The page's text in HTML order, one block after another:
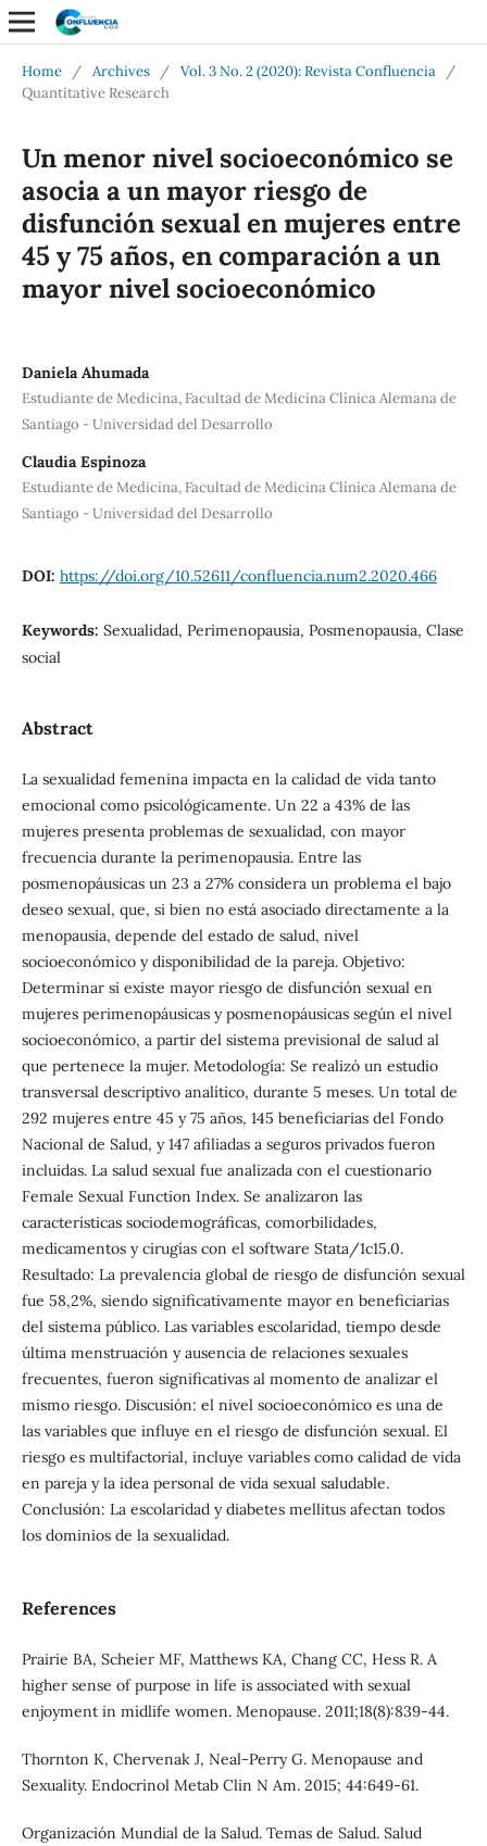
Home / Archives / Vol. 3 No. 2 (2020): Revista Confluencia
/
Quantitative Research
Un menor nivel socioeconómico se
asocia a un mayor riesgo de
disfunción sexual en mujeres entre
45 y 75 años, en comparación a un
mayor nivel socioeconómico
Daniela Ahumada
Estudiante de Medicina, Facultad de Medicina Clínica Alemana de
Santiago - Universidad del Desarrollo
Claudia Espinoza
Estudiante de Medicina, Facultad de Medicina Clínica Alemana de
Santiago - Universidad del Desarrollo
DOI: https://doi.org/10.52611/confluencia.num2.2020.466
Keywords: Sexualidad, Perimenopausia, Posmenopausia, Clase
social
Abstract
La sexualidad femenina impacta en la calidad de vida tanto
emocional como psicológicamente. Un 22 a 43% de las
mujeres presenta problemas de sexualidad, con mayor
frecuencia durante la perimenopausia. Entre las
posmenopáusicas un 23 a 27% considera un problema el bajo
deseo sexual, que, si bien no está asociado directamente a la
menopausia, depende del estado de salud, nivel
socioeconómico y disponibilidad de la pareja. Objetivo:
Determinar si existe mayor riesgo de disfunción sexual en
mujeres perimenopáusicas y posmenopáusicas según el nivel
socioeconómico, a partir del sistema previsional de salud al
que pertenece la mujer. Metodología: Se realizó un estudio
transversal descriptivo analítico, durante 5 meses. Un total de
292 mujeres entre 45 y 75 años, 145 beneficiarias del Fondo
Nacional de Salud, y 147 afiliadas a seguros privados fueron
incluidas. La salud sexual fue analizada con el cuestionario
Female Sexual Function Index. Se analizaron las
características sociodemográficas, comorbilidades,
medicamentos y cirugías con el software Stata/1c15.0.
Resultado: La prevalencia global de riesgo de disfunción sexual
fue 58,2%, siendo significativamente mayor en beneficiarias
del sistema público. Las variables escolaridad, tiempo desde
última menstruación y ausencia de relaciones sexuales
frecuentes, fueron significativas al momento de analizar el
mismo riesgo. Discusión: el nivel socioeconómico es una de
las variables que influye en el riesgo de disfunción sexual. El
riesgo es multifactorial, incluye variables como calidad de vida
en pareja y la idea personal de vida sexual saludable.
Conclusión: La escolaridad y diabetes mellitus afectan todos
los dominios de la sexualidad.
References
Prairie BA, Scheier MF, Matthews KA, Chang CC, Hess R. A
higher sense of purpose in life is associated with sexual
enjoyment in midlife women. Menopause. 2011;18(8):839-44.
Thornton K, Chervenak J, Neal-Perry G. Menopause and
Sexuality. Endocrinol Metab Clin N Am. 2015; 44:649-61.
Organización Mundial de la Salud. Temas de Salud. Salud